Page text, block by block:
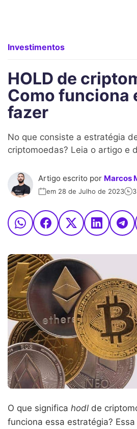
Investimentos
HOLD de
Como funciona
fazer
No que consiste a estratégia
criptomoedas? Leia o artigo e
Artigo escrito por Marcos
em 28 de Julho de 2023
O que significa hodl de
funciona essa estratégia?